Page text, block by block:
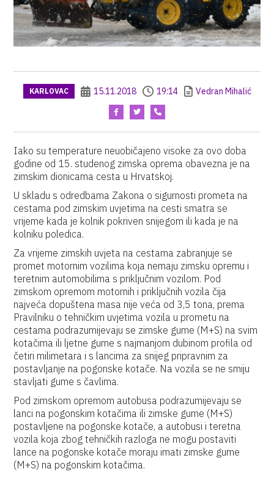
KARLOVAC 15.11.2018 19:14 Vedran Mihalić
Iako su temperature neuobičajeno visoke za ovo doba
godine od 15. studenog zimska oprema obavezna je na
zimskim dionicama cesta u Hrvatskoj.
U skladu s odredbama Zakona o sigurnosti prometa na
cestama pod zimskim uvjetima na cesti smatra se
vrijeme kada je kolnik pokriven snijegom ili kada je na
kolniku poledica.
Za vrijeme zimskih uvjeta na cestama zabranjuje se
promet motornim vozilima koja nemaju zimsku opremu i
teretnim automobilima s priključnim vozilom. Pod
zimskom opremom motornih i priključnih vozila čija
najveća dopuštena masa nije veća od 3,5 tona, prema
Pravilniku o tehničkim uvjetima vozila u prometu na
cestama podrazumijevaju se zimske gume (M+S) na svim
kotačima ili ljetne gume s najmanjom dubinom profila od
četiri milimetara i s lancima za snijeg pripravnim za
postavljanje na pogonske kotače. Na vozila se ne smiju
stavljati gume s čavlima.
Pod zimskom opremom autobusa podrazumijevaju se
lanci na pogonskim kotačima ili zimske gume (M+S)
postavljene na pogonske kotače, a autobusi i teretna
vozila koja zbog tehničkih razloga ne mogu postaviti
lance na pogonske kotače moraju imati zimske gume
(M+S) na pogonskim kotačima.